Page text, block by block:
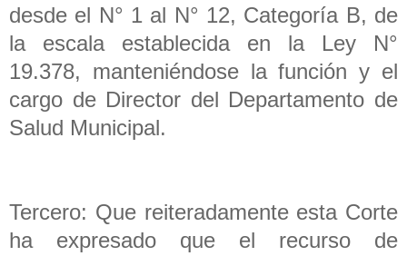
desde el N° 1 al N° 12, Categoría B, de
la escala establecida en la Ley N°
19.378, manteniéndose la función y el
cargo de Director del Departamento de
Salud Municipal.
Tercero: Que reiteradamente esta Corte
ha expresado que el recurso de